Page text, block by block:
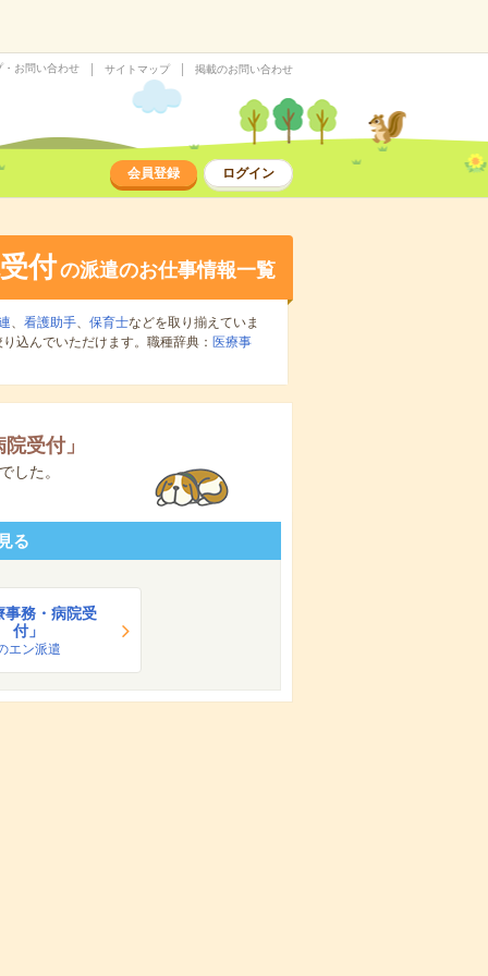
・お問い合わせ サイトマップ 掲載のお問い合わせ
会員登録 ログイン
付の派遣のお仕事情報一覧
、 看護助手、 保育士などを取り揃えていま
込んでいただけます。職種辞典： 医療事
院受付」
した。
る
事務・病院受
付」
エン派遣